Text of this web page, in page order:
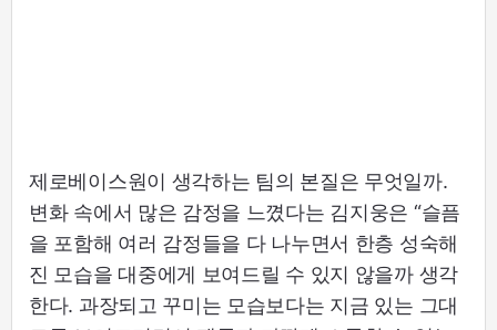
제로베이스원이 생각하는 팀의 본질은 무엇일까.
변화 속에서 많은 감정을 느꼈다는 김지웅은 “슬픔
을 포함해 여러 감정들을 다 나누면서 한층 성숙해
진 모습을 대중에게 보여드릴 수 있지 않을까 생각
한다. 과장되고 꾸미는 모습보다는 지금 있는 그대